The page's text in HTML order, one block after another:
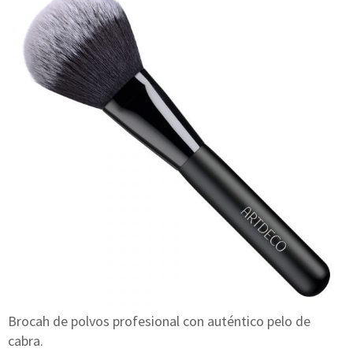
Brocah de polvos profesional con auténtico pelo de
cabra.